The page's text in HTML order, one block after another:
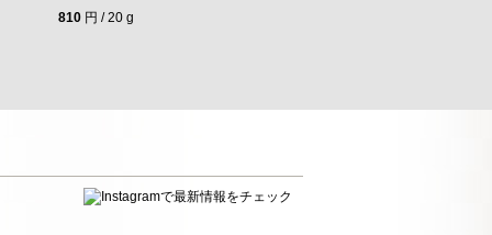
810円 / 20 g